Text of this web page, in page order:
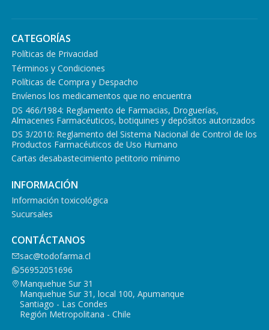
CATEGORÍAS
Políticas de Privacidad
Términos y Condiciones
Políticas de Compra y Despacho
Envíenos los medicamentos que no encuentra
DS 466/1984: Reglamento de Farmacias, Droguerías,
Almacenes Farmacéuticos, botiquines y depósitos autorizados
DS 3/2010: Reglamento del Sistema Nacional de Control de los
Productos Farmacéuticos de Uso Humano
Cartas desabastecimiento petitorio mínimo
INFORMACIÓN
Información toxicológica
Sucursales
CONTÁCTANOS
sac@todofarma.cl
56952051696
Manquehue Sur 31
Manquehue Sur 31, local 100, Apumanque
Santiago - Las Condes
Región Metropolitana - Chile